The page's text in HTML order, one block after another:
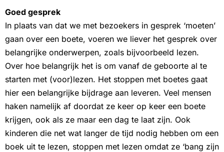
Goed gesprek
In plaats van dat we met bezoekers in gesprek ‘moeten’
gaan over een boete, voeren we liever het gesprek over
belangrijke onderwerpen, zoals bijvoorbeeld lezen.
Over hoe belangrijk het is om vanaf de geboorte al te
starten met (voor)lezen. Het stoppen met boetes gaat
hier een belangrijke bijdrage aan leveren. Veel mensen
haken namelijk af doordat ze keer op keer een boete
krijgen, ook als ze maar een dag te laat zijn. Ook
kinderen die net wat langer de tijd nodig hebben om een
boek uit te lezen, stoppen met lezen omdat ze ‘bang zijn